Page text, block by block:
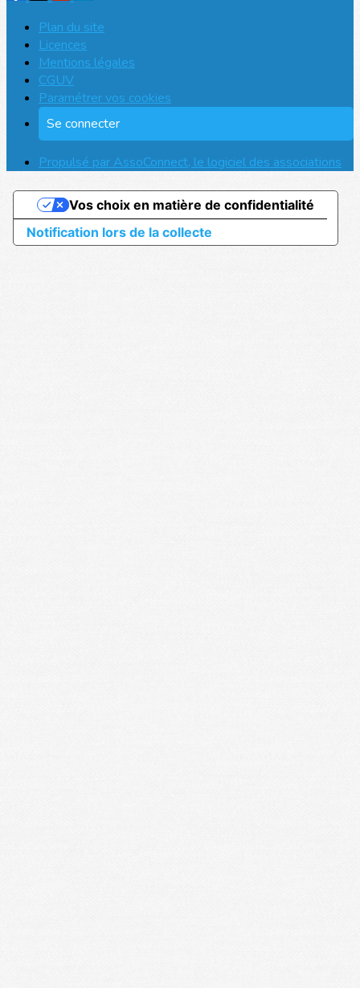
Plan du site
Licences
Mentions légales
CGUV
Paramétrer vos cookies
Se connecter
Propulsé par AssoConnect, le logiciel des associations
Notification lors de la collecte
Vos choix en matière de confidentialité